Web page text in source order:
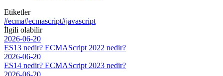
Etiketler
#ecma#ecmascript#javascript
İlgili olabilir
2026-06-20
ES13 nedir? ECMAScript 2022 nedir?
2026-06-20
ES14 nedir? ECMAScript 2023 nedir?
2026-06-20